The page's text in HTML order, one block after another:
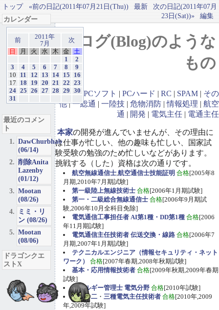
トップ «前の日記(2011年07月21日(Thu)) 最新
次の日記(2011年07月
23日(Sat))»
編集
ブログ(Blog)のような
もの
GBA| PCソフト | PCハード | RC | SPAM | その
他|一総通 | 一陸技 | 危物消防 |情報処理 | 航空
通 | 開発 | 電気主任 | 電通主任
本家の開発が進んでいませんが、その理由に
は仕事が忙しい、他の趣味も忙しい、国家試
験受験の勉強のため忙しいなどがあります。
挑戦する（した）資格は次の通りです。
航空無線通信士,航空通信士技能証明 合格[2005年8
月期,2010年7月期試験]
第一級陸上無線技術士 合格[2006年1月期試験]
第一・二級総合無線通信士 合格[2006年9月期試
験,2006年10月全科目免除]
電気通信工事担任者 AI第1種・DD第1種 合格[2006
年11月期試験]
電気通信主任技術者 伝送交換・線路 合格[2006年7
月期,2007年1月期試験]
テクニカルエンジニア（情報セキュリティ・ネット
ワーク）
合格[2007年春期,2008年秋期試験]
基本・応用情報技術者 合格[2009年秋期,2009年春期
試験]
エネルギー管理士 電気分野 合格[2010年試験]
第一・二 ・ 三種電気主任技術者 合格[2010年,2009
年,2009年試験]
カレンダー
前
2011年
7月
次
日
月 火 水 木 金
土
1
2
3
4 5 6 7 8
9
10
11 12 13 14 15
16
17
18 19 20 21 22
23
24 25 26 27 28 29
30
31
最近のコメン
ト
DawChurbhab
(06/14)
削除Anita
Lazenby
(01/12)
Mootan
(08/26)
ミミ・リ
ン (08/26)
Mootan
(08/06)
ドラゴンクエ
ストX